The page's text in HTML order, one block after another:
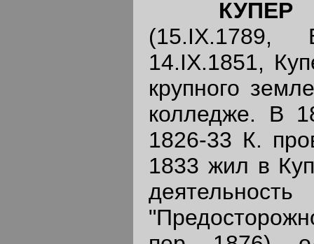
КУПЕР
(15.IX.1789,
14.IX.1851,
крупного
колледже. В
1826-33 К.
1833 жил в